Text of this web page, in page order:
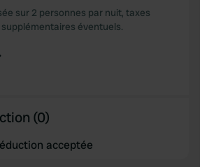
sur 2 personnes par nuit, taxes
éventuels.
(0)
acceptée